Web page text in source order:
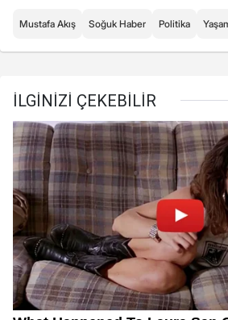
Mustafa Akış Soğuk Haber Politika